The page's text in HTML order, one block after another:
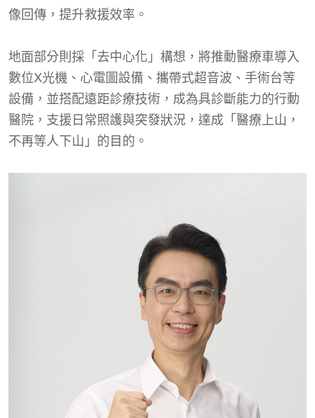
像回傳，提升救援效率。
地面部分則採「去中心化」構想，將推動醫療車導入
數位X光機、心電圖設備、攜帶式超音波、手術台等
設備，並搭配遠距診療技術，成為具診斷能力的行動
醫院，支援日常照護與突發狀況，達成「醫療上山，
不再等人下山」的目的。